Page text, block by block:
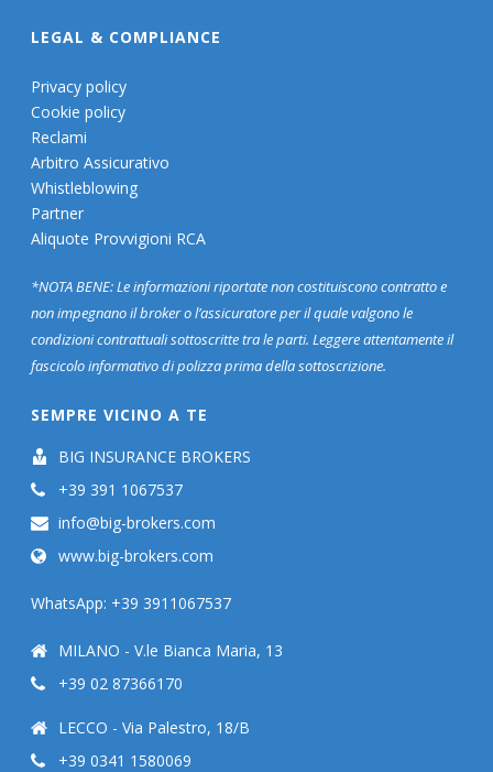
LEGAL & COMPLIANCE
Privacy policy
Cookie policy
Reclami
Arbitro Assicurativo
Whistleblowing
Partner
Aliquote Provvigioni RCA
*NOTA BENE: Le informazioni riportate non costituiscono contratto e
non impegnano il broker o l’assicuratore per il quale valgono le
condizioni contrattuali sottoscritte tra le parti. Leggere attentamente il
fascicolo informativo di polizza prima della sottoscrizione.
SEMPRE VICINO A TE
BIG INSURANCE BROKERS
+39 391 1067537
info@big-brokers.com
www.big-brokers.com
WhatsApp: +39 3911067537
MILANO - V.le Bianca Maria, 13
+39 02 87366170
LECCO - Via Palestro, 18/B
+39 0341 1580069